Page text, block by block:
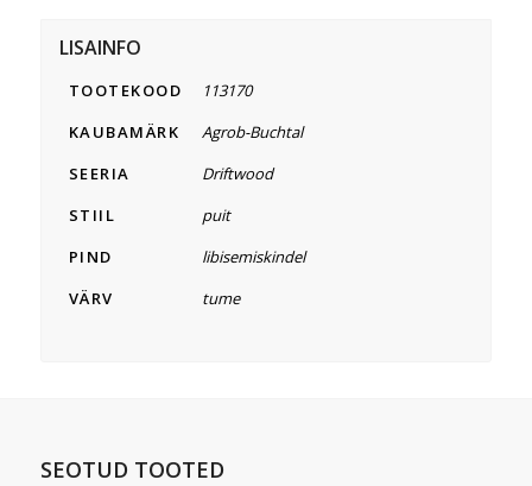
LISAINFO
TOOTEKOOD
113170
KAUBAMÄRK
Agrob-Buchtal
SEERIA
Driftwood
STIIL
puit
PIND
libisemiskindel
VÄRV
tume
SEOTUD TOOTED